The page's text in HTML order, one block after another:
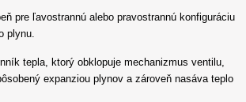
pre ľavostrannú alebo pravostrannú konfiguráciu
plynu.
tepla, ktorý obklopuje mechanizmus ventilu,
expanziou plynov a zároveň nasáva teplo